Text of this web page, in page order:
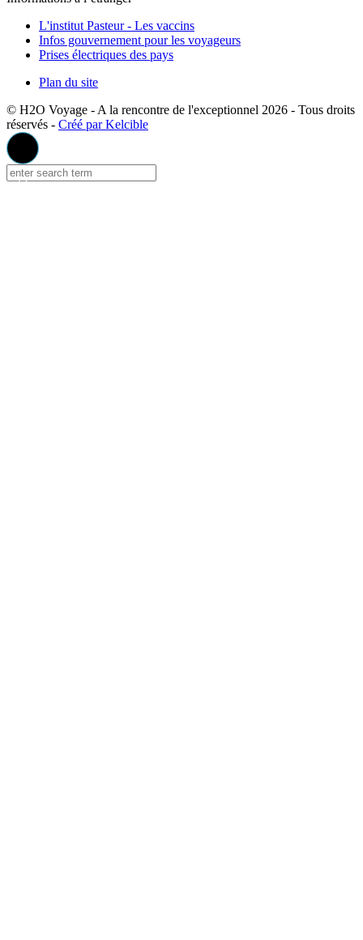
L'institut Pasteur - Les vaccins
Infos gouvernement pour les voyageurs
Prises électriques des pays
Plan du site
© H2O Voyage - A la rencontre de l'exceptionnel 2026 - Tous droits
réservés - Créé par Kelcible